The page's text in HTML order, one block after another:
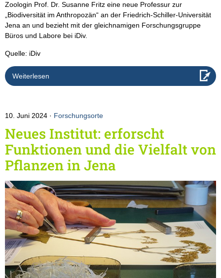
Zoologin Prof. Dr. Susanne Fritz eine neue Professur zur
„Biodiversität im Anthropozän“ an der Friedrich-Schiller-Universität
Jena an und bezieht mit der gleichnamigen Forschungsgruppe
Büros und Labore bei iDiv.
Quelle: iDiv
Weiterlesen
10. Juni 2024 Forschungsorte
Neues Institut: erforscht
Funktionen und die Vielfalt von
Pflanzen in Jena